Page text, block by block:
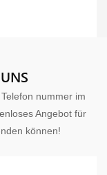
nummer im
Angebot für
können!